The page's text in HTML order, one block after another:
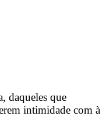
daqueles que
intimidade com à